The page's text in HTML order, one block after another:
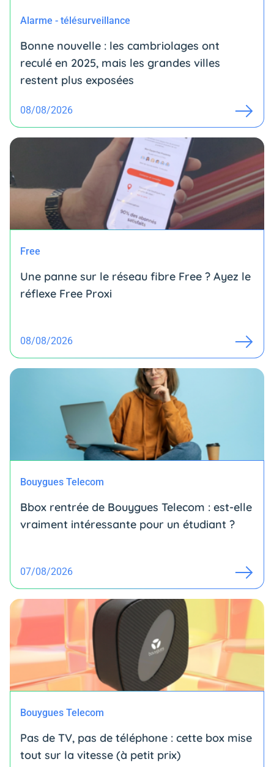
Alarme - télésurveillance
Bonne nouvelle : les cambriolages ont
reculé en 2025, mais les grandes villes
restent plus exposées
08/08/2026
Free
Une panne sur le réseau fibre Free ? Ayez le
réflexe Free Proxi
08/08/2026
Bouygues Telecom
Bbox rentrée de Bouygues Telecom : est-elle
vraiment intéressante pour un étudiant ?
07/08/2026
Bouygues Telecom
Pas de TV, pas de téléphone : cette box mise
tout sur la vitesse (à petit prix)